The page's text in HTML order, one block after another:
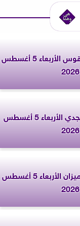
حظك اليوم برج القوس الأربعاء 5 أغسطس
2026
حظك اليوم برج الجدي الأربعاء 5 أغسطس
2026
حظك اليوم برج الميزان الأربعاء 5 أغسطس
2026